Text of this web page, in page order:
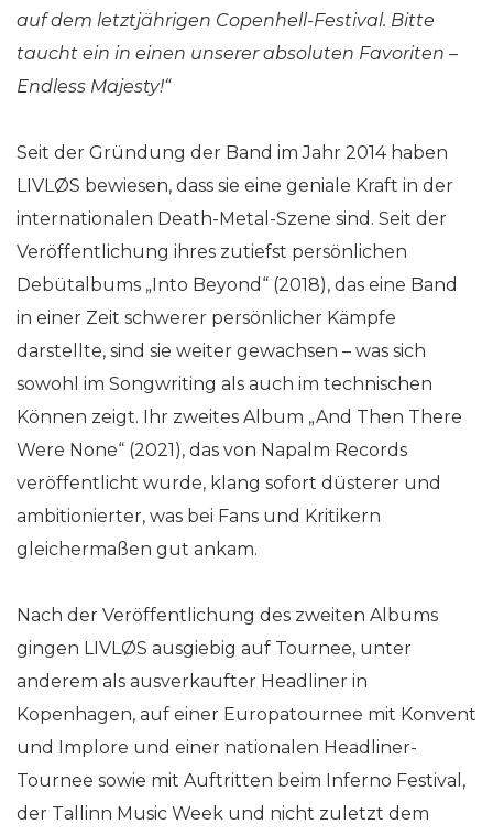
auf dem letztjährigen Copenhell-Festival. Bitte
taucht ein in einen unserer absoluten Favoriten –
Endless Majesty!“
Seit der Gründung der Band im Jahr 2014 haben
LIVLØS bewiesen, dass sie eine geniale Kraft in der
internationalen Death-Metal-Szene sind. Seit der
Veröffentlichung ihres zutiefst persönlichen
Debütalbums „Into Beyond“ (2018), das eine Band
in einer Zeit schwerer persönlicher Kämpfe
darstellte, sind sie weiter gewachsen – was sich
sowohl im Songwriting als auch im technischen
Können zeigt. Ihr zweites Album „And Then There
Were None“ (2021), das von Napalm Records
veröffentlicht wurde, klang sofort düsterer und
ambitionierter, was bei Fans und Kritikern
gleichermaßen gut ankam.
Nach der Veröffentlichung des zweiten Albums
gingen LIVLØS ausgiebig auf Tournee, unter
anderem als ausverkaufter Headliner in
Kopenhagen, auf einer Europatournee mit Konvent
und Implore und einer nationalen Headliner-
Tournee sowie mit Auftritten beim Inferno Festival,
der Tallinn Music Week und nicht zuletzt dem